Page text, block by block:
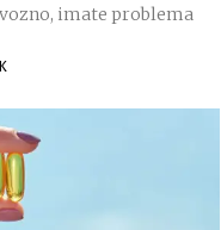
imate problema